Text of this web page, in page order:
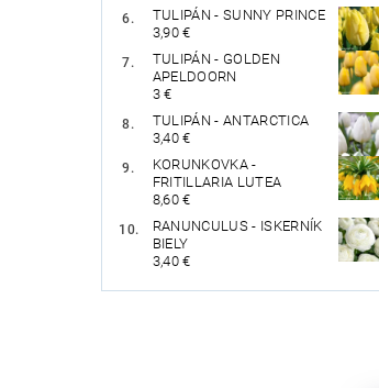
TULIPÁN - SUNNY PRINCE
3,90 €
TULIPÁN - GOLDEN
APELDOORN
3 €
TULIPÁN - ANTARCTICA
3,40 €
KORUNKOVKA -
FRITILLARIA LUTEA
8,60 €
RANUNCULUS - ISKERNÍK
BIELY
3,40 €